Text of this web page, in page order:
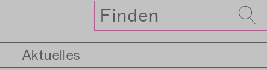
Suche
Aktuelles